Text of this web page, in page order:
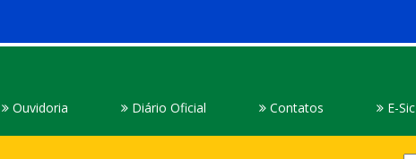
Ouvidoria Diário Oficial Contatos E-Sic